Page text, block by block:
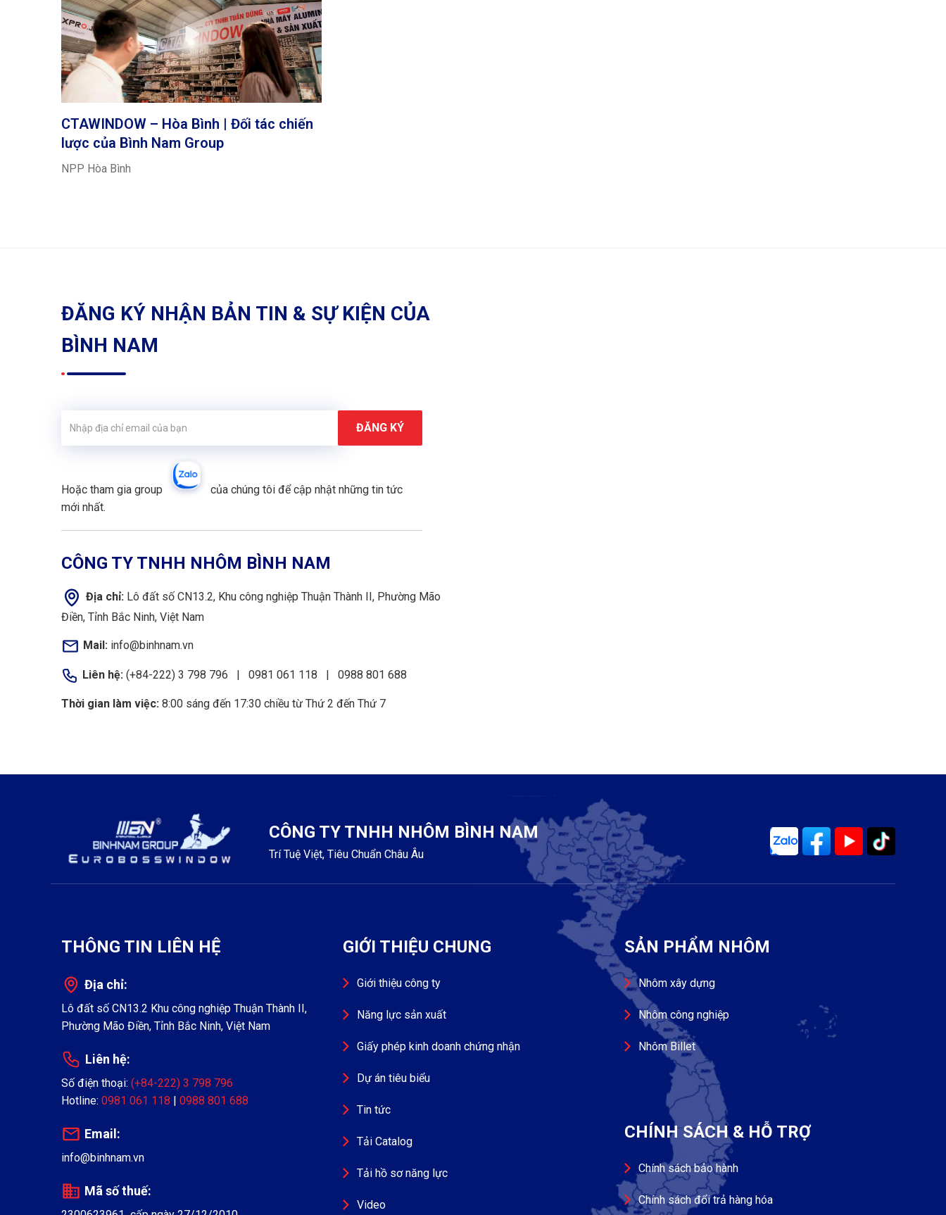
CTAWINDOW – Hòa Bình | Đối tác chiến
lược của Bình Nam Group
NPP Hòa Bình
ĐĂNG KÝ NHẬN BẢN TIN & SỰ KIỆN CỦA
BÌNH NAM
Hoặc tham gia group
của chúng tôi để cập nhật những tin tức
mới nhất.
CÔNG TY TNHH NHÔM BÌNH NAM
Địa chỉ: Lô đất số CN13.2, Khu công nghiệp Thuận Thành II, Phường Mão
Điền, Tỉnh Bắc Ninh, Việt Nam
Mail: info@binhnam.vn
Liên hệ: (+84-222) 3 798 796 | 0981 061 118 | 0988 801 688
Thời gian làm việc: 8:00 sáng đến 17:30 chiều từ Thứ 2 đến Thứ 7
CÔNG TY TNHH NHÔM BÌNH NAM
Trí Tuệ Việt, Tiêu Chuẩn Châu Âu
THÔNG TIN LIÊN HỆ
Địa chỉ:
Lô đất số CN13.2 Khu công nghiệp Thuận Thành II,
Phường Mão Điền, Tỉnh Bắc Ninh, Việt Nam
Liên hệ:
Số điện thoại: (+84-222) 3 798 796
Hotline: 0981 061 118 | 0988 801 688
Email:
info@binhnam.vn
Mã số thuế:
GIỚI THIỆU CHUNG
Giới thiệu công ty
Năng lực sản xuất
Giấy phép kinh doanh chứng nhận
Dự án tiêu biểu
Tin tức
Tải Catalog
Tải hồ sơ năng lực
Video
SẢN PHẨM NHÔM
Nhôm xây dựng
Nhôm công nghiệp
Nhôm Billet
CHÍNH SÁCH & HỖ TRỢ
Chính sách bảo hành
Chính sách đổi trả hàng hóa